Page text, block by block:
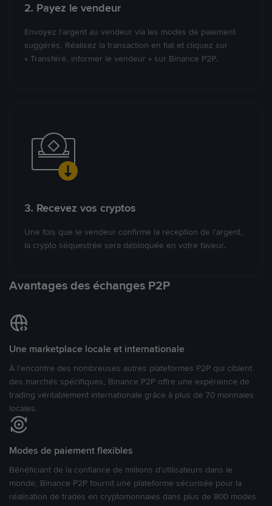
2. Payez le vendeur
Envoyez l’argent au vendeur via les modes de paiement
suggérés. Réalisez la transaction en fiat et cliquez sur
« Transféré, informer le vendeur » sur Binance P2P.
3. Recevez vos cryptos
Une fois que le vendeur confirme la réception de l’argent,
la crypto séquestrée sera débloquée en votre faveur.
Avantages des échanges P2P
Une marketplace locale et internationale
À l’encontre des nombreuses autres plateformes P2P qui ciblent
des marchés spécifiques, Binance P2P offre une expérience de
trading véritablement internationale grâce à plus de 70 monnaies
locales.
Modes de paiement flexibles
Bénéficiant de la confiance de millions d’utilisateurs dans le
monde, Binance P2P fournit une plateforme sécurisée pour la
réalisation de trades en cryptomonnaies dans plus de 800 modes